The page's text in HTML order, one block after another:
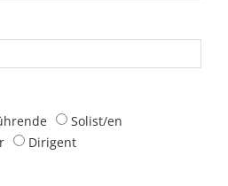
Solist/en
Dirigent